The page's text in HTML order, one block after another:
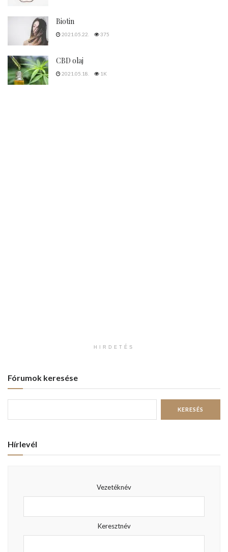
Biotin
2021.05.22. 375
CBD olaj
2021.05.18. 1K
HIRDETÉS
Fórumok keresése
Hírlevél
Vezetéknév
Keresztnév